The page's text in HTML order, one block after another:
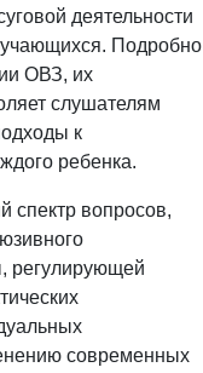
деятельности
Подробно
ОВЗ, их
слушателям
к
ребенка.
спектр вопросов,
регулирующей
современных